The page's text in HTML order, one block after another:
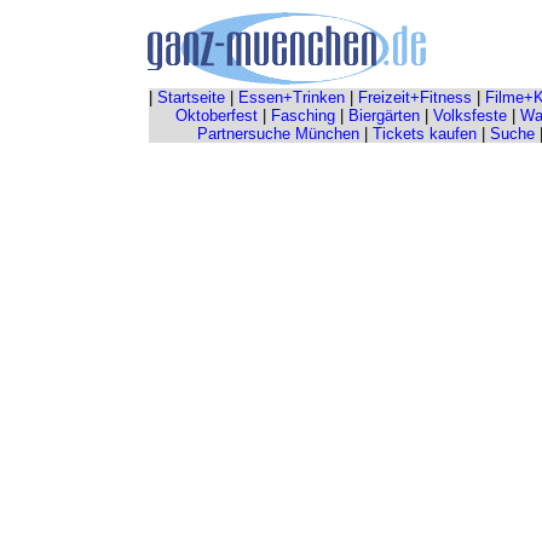
Startseite Essen+Trinken Freizeit+Fitness
Oktoberfest| Fasching| Biergärten| Volksfeste|
Partnersuche München| Tickets kaufen Suche